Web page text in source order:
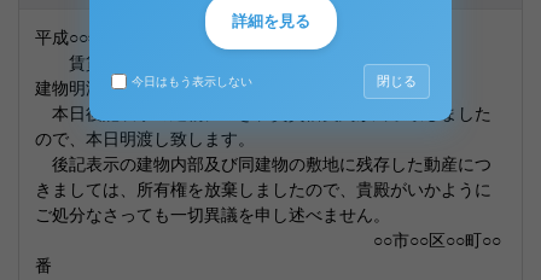
平成○○年○○月○○日
賃貸人 ○○○○ 様
建物明渡及び残存動産所有権放棄書
本日後記表示の建物につき、賃貸借契約が終了致しました
ので、本日明渡し致します。
後記表示の建物内部及び同建物の敷地に残存した動産につ
きましては、所有権を放棄しましたので、貴殿がいかように
ご処分なさっても一切異議を申し述べません。
○○市○○区○○町○○
番
詳細を見る
今日はもう表示しない 閉じる